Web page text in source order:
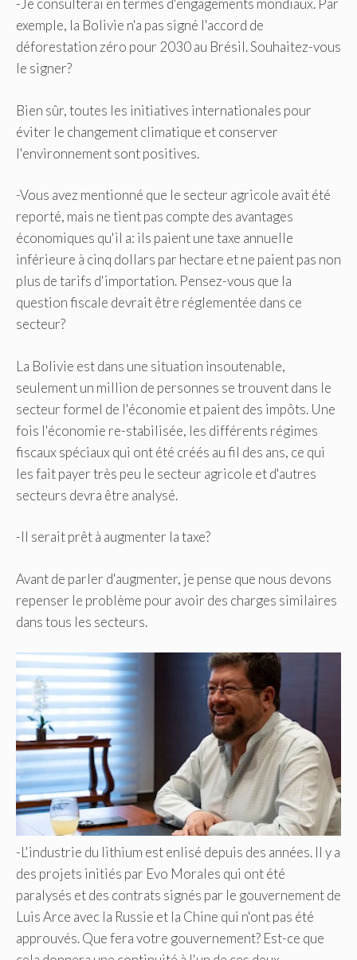
-Je consulterai en termes d'engagements mondiaux. Par
exemple, la Bolivie n'a pas signé l'accord de
déforestation zéro pour 2030 au Brésil. Souhaitez-vous
le signer?
Bien sûr, toutes les initiatives internationales pour
éviter le changement climatique et conserver
l'environnement sont positives.
-Vous avez mentionné que le secteur agricole avait été
reporté, mais ne tient pas compte des avantages
économiques qu'il a: ils paient une taxe annuelle
inférieure à cinq dollars par hectare et ne paient pas non
plus de tarifs d'importation. Pensez-vous que la
question fiscale devrait être réglementée dans ce
secteur?
La Bolivie est dans une situation insoutenable,
seulement un million de personnes se trouvent dans le
secteur formel de l'économie et paient des impôts. Une
fois l'économie re-stabilisée, les différents régimes
fiscaux spéciaux qui ont été créés au fil des ans, ce qui
les fait payer très peu le secteur agricole et d'autres
secteurs devra être analysé.
-Il serait prêt à augmenter la taxe?
Avant de parler d'augmenter, je pense que nous devons
repenser le problème pour avoir des charges similaires
dans tous les secteurs.
-L'industrie du lithium est enlisé depuis des années. Il y a
des projets initiés par Evo Morales qui ont été
paralysés et des contrats signés par le gouvernement de
Luis Arce avec la Russie et la Chine qui n'ont pas été
approuvés. Que fera votre gouvernement? Est-ce que